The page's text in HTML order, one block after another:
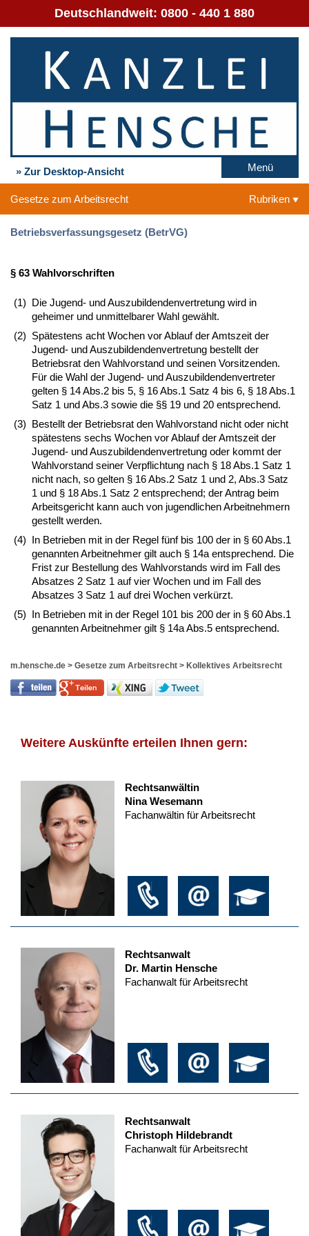
Deutschlandweit: 0800 - 440 1 880
» Zur Desktop-Ansicht Menü
Gesetze zum Arbeitsrecht Rubriken
Betriebsverfassungsgesetz (BetrVG)
§ 63 Wahlvorschriften
(1) Die Jugend- und Auszubildendenvertretung wird in
geheimer und unmittelbarer Wahl gewählt.
(2) Spätestens acht Wochen vor Ablauf der Amtszeit der
Jugend- und Auszubildendenvertretung bestellt der
Betriebsrat den Wahlvorstand und seinen Vorsitzenden.
Für die Wahl der Jugend- und Auszubildendenvertreter
gelten § 14 Abs.2 bis 5, § 16 Abs.1 Satz 4 bis 6, § 18 Abs.1
Satz 1 und Abs.3 sowie die §§ 19 und 20 entsprechend.
(3) Bestellt der Betriebsrat den Wahlvorstand nicht oder nicht
spätestens sechs Wochen vor Ablauf der Amtszeit der
Jugend- und Auszubildendenvertretung oder kommt der
Wahlvorstand seiner Verpflichtung nach § 18 Abs.1 Satz 1
nicht nach, so gelten § 16 Abs.2 Satz 1 und 2, Abs.3 Satz
1 und § 18 Abs.1 Satz 2 entsprechend; der Antrag beim
Arbeitsgericht kann auch von jugendlichen Arbeitnehmern
gestellt werden.
(4) In Betrieben mit in der Regel fünf bis 100 der in § 60 Abs.1
genannten Arbeitnehmer gilt auch § 14a entsprechend. Die
Frist zur Bestellung des Wahlvorstands wird im Fall des
Absatzes 2 Satz 1 auf vier Wochen und im Fall des
Absatzes 3 Satz 1 auf drei Wochen verkürzt.
(5) In Betrieben mit in der Regel 101 bis 200 der in § 60 Abs.1
genannten Arbeitnehmer gilt § 14a Abs.5 entsprechend.
m.hensche.de > Gesetze zum Arbeitsrecht > Kollektives Arbeitsrecht
Weitere Auskünfte erteilen Ihnen gern:
Rechtsanwältin
Nina Wesemann
Fachanwältin für Arbeitsrecht
Rechtsanwalt
Dr. Martin Hensche
Fachanwalt für Arbeitsrecht
Rechtsanwalt
Christoph Hildebrandt
Fachanwalt für Arbeitsrecht